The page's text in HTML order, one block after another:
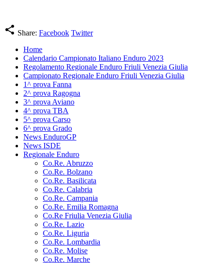
share Share: Facebook Twitter
Home
Calendario Campionato Italiano Enduro 2023
Regolamento Regionale Enduro Friuli Venezia Giulia
Campionato Regionale Enduro Friuli Venezia Giulia
1^ prova Fanna
2^ prova Ragogna
3^ prova Aviano
4^ prova TBA
5^ prova Carso
6^ prova Grado
News EnduroGP
News ISDE
Regionale Enduro
Co.Re. Abruzzo
Co.Re. Bolzano
Co.Re. Basilicata
Co.Re. Calabria
Co.Re. Campania
Co.Re. Emilia Romagna
Co.Re Friulia Venezia Giulia
Co.Re. Lazio
Co.Re. Liguria
Co.Re. Lombardia
Co.Re. Molise
Co.Re. Marche